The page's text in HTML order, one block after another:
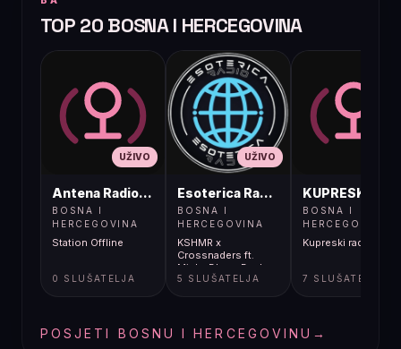
TOP 20 BOSNA I HERCEGOVINA
UŽIVO
Antena Radio, Jelah Tešanj
BOSNA I
HERCEGOVINA
Station Offline
0 SLUŠATELJA
UŽIVO
Esoterica Radio S1
BOSNA I
HERCEGOVINA
KSHMR x
Crossnaders ft.
Micky Blue - Back
To Me
5 SLUŠATELJA
BOSNA I
HERCEGOVINA
Kupreski radio
7 SLUŠATELJA
POSJETI BOSNU I HERCEGOVINU →